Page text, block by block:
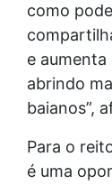
como
e
abrindo
baianos”,
Para o
é uma